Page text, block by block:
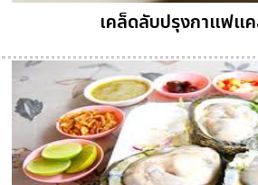
เคล็ดลับปรุงกาแฟแ